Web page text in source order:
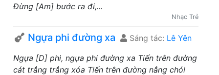
Đừng [Am] bước ra đi,...
Nhạc Trẻ
Ngựa phi đường xa Sáng tác: Lê Yên
Ngựa [D] phi, ngựa phi đường xa Tiến trên đường
cát trắng trắng xóa Tiến trên đường nắng chói